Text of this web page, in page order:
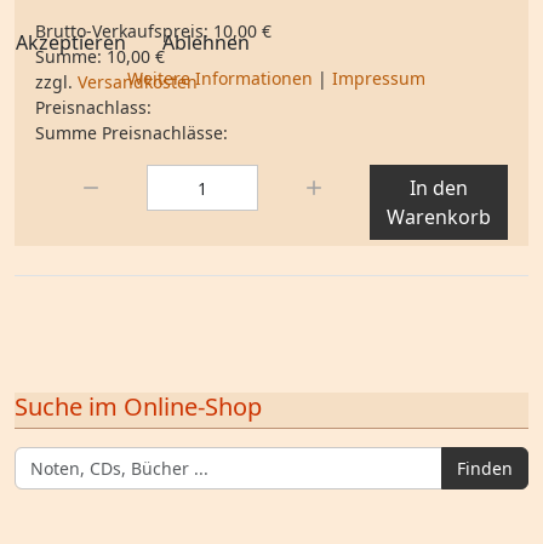
Brutto-Verkaufspreis: 10,00 €
Summe:10,00 €
zzgl. Versandkosten
Preisnachlass:
Summe Preisnachlässe:
In den
Warenkorb
Suche im Online-Shop
Finden
Akzeptieren Ablehnen
Weitere Informationen | Impressum